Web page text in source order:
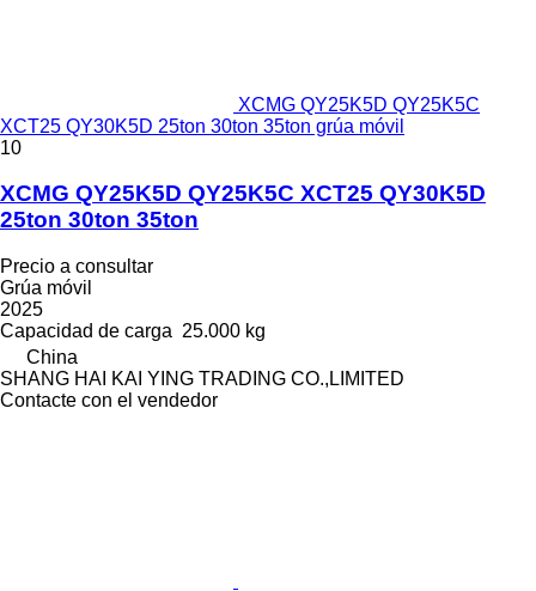
XCMG QY25K5D QY25K5C
XCT25 QY30K5D 25ton 30ton 35ton grúa móvil
10
XCMG QY25K5D QY25K5C XCT25 QY30K5D
25ton 30ton 35ton
Precio a consultar
Grúa móvil
2025
Capacidad de carga 25.000 kg
China
SHANG HAI KAI YING TRADING CO.,LIMITED
Contacte con el vendedor